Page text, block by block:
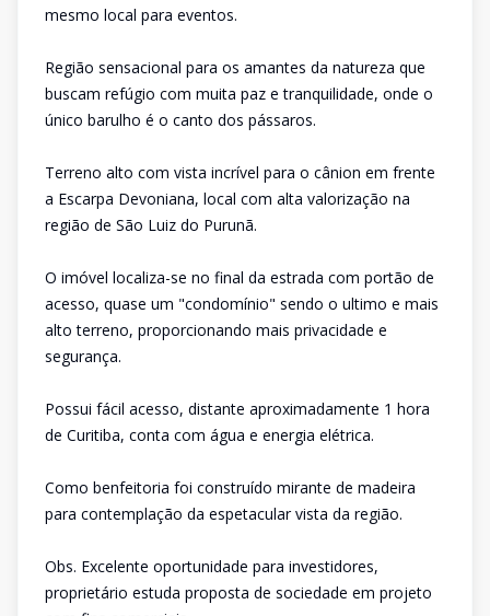
mesmo local para eventos.
Região sensacional para os amantes da natureza que
buscam refúgio com muita paz e tranquilidade, onde o
único barulho é o canto dos pássaros.
Terreno alto com vista incrível para o cânion em frente
a Escarpa Devoniana, local com alta valorização na
região de São Luiz do Purunã.
O imóvel localiza-se no final da estrada com portão de
acesso, quase um "condomínio" sendo o ultimo e mais
alto terreno, proporcionando mais privacidade e
segurança.
Possui fácil acesso, distante aproximadamente 1 hora
de Curitiba, conta com água e energia elétrica.
Como benfeitoria foi construído mirante de madeira
para contemplação da espetacular vista da região.
Obs. Excelente oportunidade para investidores,
proprietário estuda proposta de sociedade em projeto